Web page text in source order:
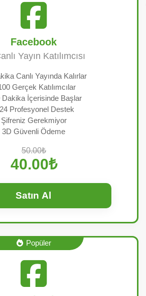
Facebook
Yayın Katılımcısı
Canlı Yayında Kalırlar
Gerçek Katılımcılar
Dakika İçerisinde Başlar
Profesyonel Destek
Şifreniz Gerekmiyor
3D Güvenli Ödeme
50.00₺
40.00₺
Satın Al
Popüler